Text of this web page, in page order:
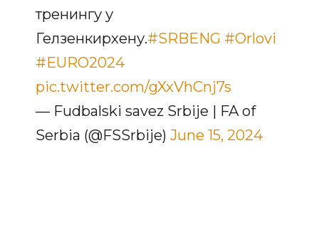
тренингу у
Гелзенкирхену.#SRBENG #Orlovi
#EURO2024
pic.twitter.com/gXxVhCnj7s
— Fudbalski savez Srbije | FA of
Serbia (@FSSrbije)June 15, 2024